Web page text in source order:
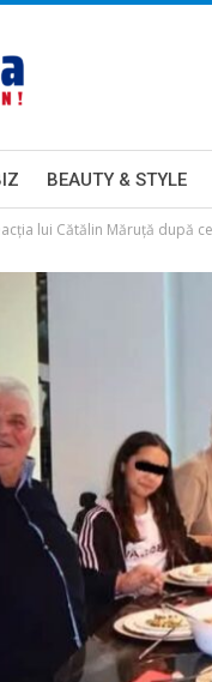
BEAUTY & STYLE
lui Cătălin Măruță după